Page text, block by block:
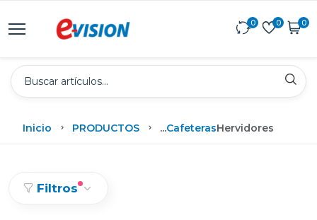
0 0 0
Inicio PRODUCTOS ...CafeterasHervidores
Filtros